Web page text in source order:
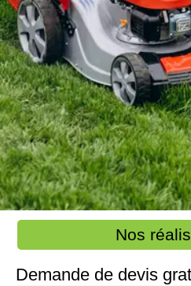
Nos
Demande de devis